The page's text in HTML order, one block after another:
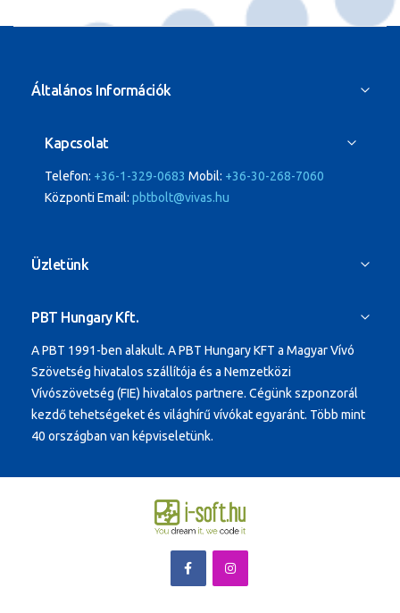
Általános Információk
Kapcsolat
Telefon: +36-1-329-0683 Mobil: +36-30-268-7060
Központi Email: pbtbolt@vivas.hu
Üzletünk
PBT Hungary Kft.
A PBT 1991-ben alakult. A PBT Hungary KFT a Magyar Vívó
Szövetség hivatalos szállítója és a Nemzetközi
Vívószövetség (FIE) hivatalos partnere. Cégünk szponzorál
kezdő tehetségeket és világhírű vívókat egyaránt. Több mint
40 országban van képviseletünk.